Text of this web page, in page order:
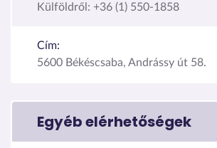
Külföldről: +36 (1) 550-1858
Cím:
5600 Békéscsaba, Andrássy út 58.
Egyéb elérhetőségek